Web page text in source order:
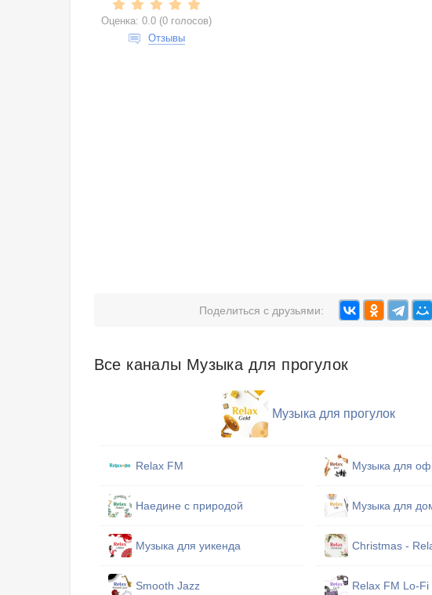
Оценка: 0.0 (0 голосов)
Отзывы
Поделиться с друзьями:
Все каналы Музыка для прогулок
Музыка для прогулок
Relax FM Музыка для
Наедине с природой Музыка для
Музыка для уикенда Christmas -
Smooth Jazz Relax FM Lo-Fi